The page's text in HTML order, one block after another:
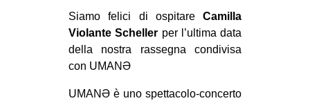
MILANO
MOBILITAZIONI
Siamo felici di ospitare Camilla
Violante Scheller per l’ultima data
della nostra rassegna condivisa
con UMANƏ
UMANƏ è uno spettacolo-concerto